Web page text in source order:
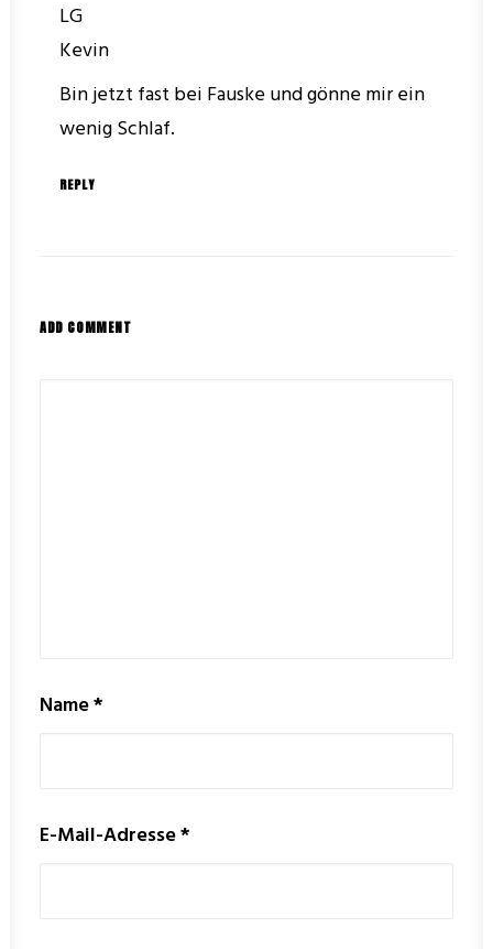
LG
Kevin
Bin jetzt fast bei Fauske und gönne mir ein
wenig Schlaf.
REPLY
ADD COMMENT
Name*
E-Mail-Adresse*